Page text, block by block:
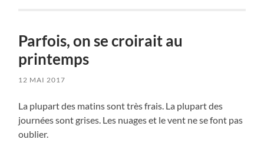
Parfois, on se croirait au
printemps
12 MAI 2017
La plupart des matins sont très frais. La plupart des
journées sont grises. Les nuages et le vent ne se font pas
oublier.